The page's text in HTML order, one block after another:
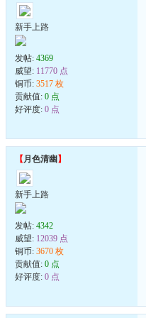
新手上路
发帖: 4369
威望: 11770 点
铜币: 3517 枚
贡献值: 0 点
好评度: 0 点
【月色清幽 】
新手上路
发帖: 4342
威望: 12039 点
铜币: 3670 枚
贡献值: 0 点
好评度: 0 点